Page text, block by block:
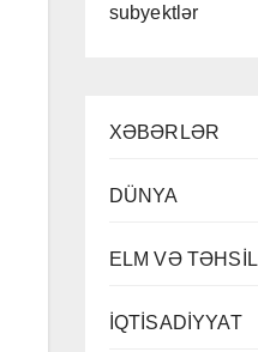
subyektlər
XƏBƏRLƏR
DÜNYA
ELM VƏ TƏHSİL
İQTİSADİYYAT